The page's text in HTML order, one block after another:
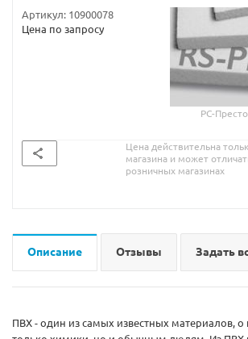
Артикул: 10900078
Цена по запросу
РС-
Цена действительна
магазина и может
розничных магазинах
Описание Отзывы Задать
ПВХ - один из самых известных материалов, о